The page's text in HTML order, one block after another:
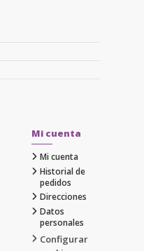
Mi cuenta
Mi cuenta
Historial de
pedidos
Direcciones
Datos
personales
Configurar